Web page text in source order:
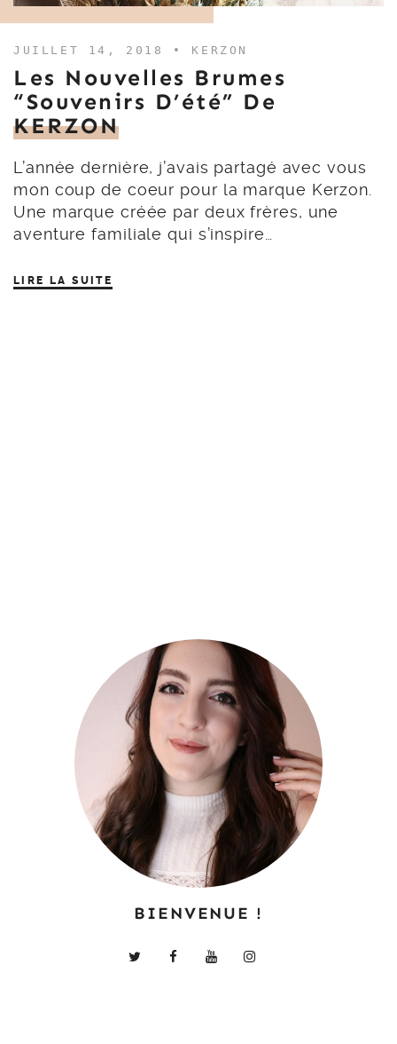
JUILLET 14, 2018 • KERZON
Les Nouvelles Brumes
“Souvenirs D’été” De
KERZON
L’année dernière, j’avais partagé avec vous
mon coup de coeur pour la marque Kerzon.
Une marque créée par deux frères, une
aventure familiale qui s’inspire…
LIRE LA SUITE
BIENVENUE !